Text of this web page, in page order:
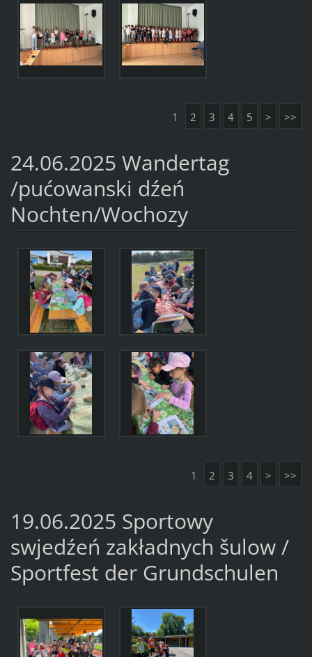
1 2 3 4 5 > >>
24.06.2025 Wandertag
/pućowanski dźeń
Nochten/Wochozy
1 2 3 4 > >>
19.06.2025 Sportowy
swjedźeń zakładnych šulow /
Sportfest der Grundschulen